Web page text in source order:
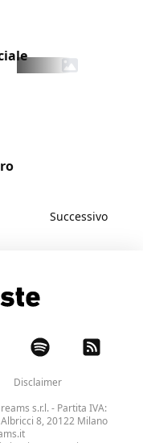
Successivo
Disclaimer
s.r.l.- Partita IVA:
8, 20122 Milano